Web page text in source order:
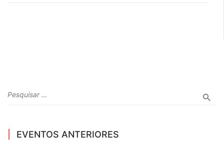
EVENTOS ANTERIORES